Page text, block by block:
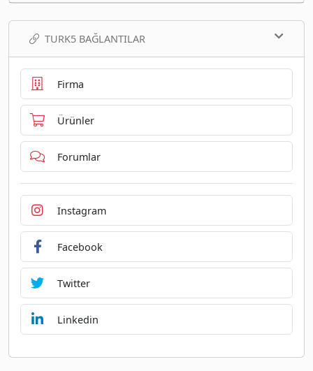
TURK5 BAĞLANTILAR
Firma
Ürünler
Forumlar
Instagram
Facebook
Twitter
Linkedin